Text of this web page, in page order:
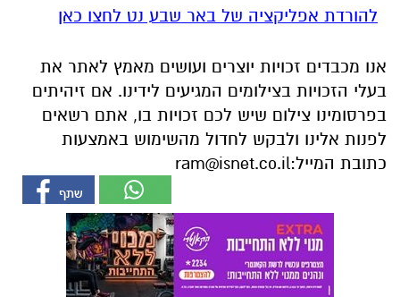
להורדת אפליקציה של באר שבע נט לחצו כאן
אנו מכבדים זכויות יוצרים ועושים מאמץ לאתר את
בעלי הזכויות בצילומים המגיעים לידינו. אם זיהיתים
בפרסומינו צילום שיש לכם זכויות בו, אתם רשאים
לפנות אלינו ולבקש לחדול מהשימוש באמצעות
כתובת המייל:ram@isnet.co.il